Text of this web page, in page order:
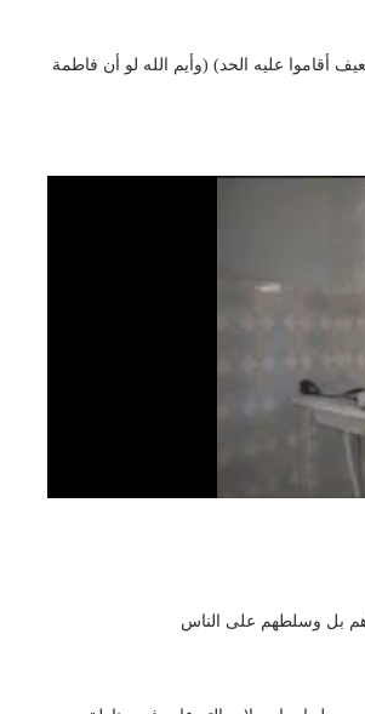
أقاموا عليه الحد) (وأيم الله لو أن فاطمة
بل وسلطهم على الناس